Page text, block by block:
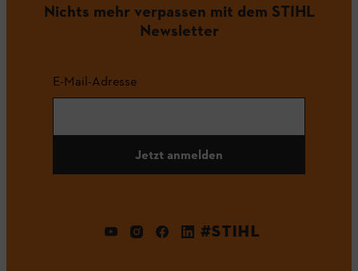
Nichts mehr verpassen mit dem STIHL
Newsletter
E-Mail-Adresse
Jetzt anmelden
#STIHL